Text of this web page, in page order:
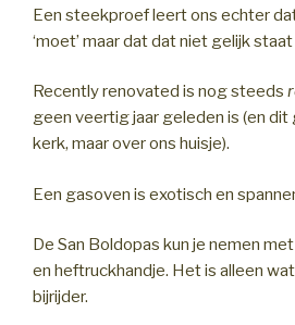
Een steekproef leert ons echter
‘moet’ maar dat dat niet gelijk staat
Recently renovated is nog steeds
geen veertig jaar geleden is (en dit
kerk, maar over ons huisje).
Een gasoven is exotisch en
De San Boldopas kun je nemen
en heftruckhandje. Het is alleen
bijrijder.